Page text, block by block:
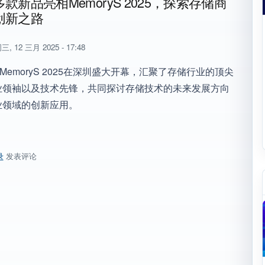
新之路
, 12 三月 2025 - 17:48
2025在深圳盛大开幕，汇聚了存储行业的顶尖
袖以及技术先锋，共同探讨存储技术的未来发展方向
域的创新应用。
发表评论